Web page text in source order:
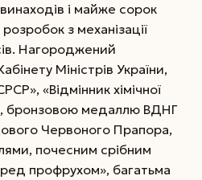
і майже сорок
з механізації
Нагороджений
Міністрів України,
«Відмінник хімічної
бронзовою медаллю ВДНГ
Червоного Прапора,
почесним срібним
профрухом», багатьма